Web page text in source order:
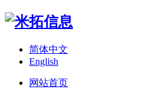
简体中文
English
网站首页